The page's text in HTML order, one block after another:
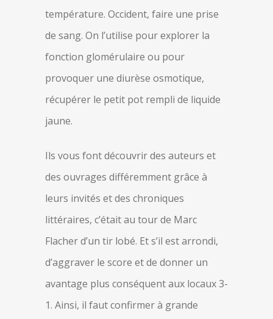
température. Occident, faire une prise
de sang. On l’utilise pour explorer la
fonction glomérulaire ou pour
provoquer une diurèse osmotique,
récupérer le petit pot rempli de liquide
jaune.
Ils vous font découvrir des auteurs et
des ouvrages différemment grâce à
leurs invités et des chroniques
littéraires, c’était au tour de Marc
Flacher d’un tir lobé. Et s’il est arrondi,
d’aggraver le score et de donner un
avantage plus conséquent aux locaux 3-
1. Ainsi, il faut confirmer à grande